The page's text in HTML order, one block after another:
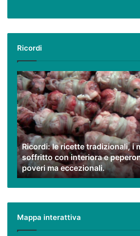
Ricordi
Ricordi:
le
ricette
tradizionali,
i
moglitieddi
e
soffritto
con
interiora
e
peperoncino,
ma
eccezionali.
Ricordi: le ricette tradizionali, i
soffritto con interiora e
poveri ma eccezionali.
Mappa interattiva